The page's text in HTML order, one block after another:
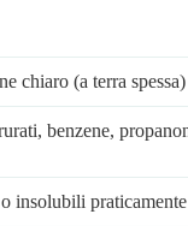
chiaro (a terra spessa)
benzene,
insolubili praticamente